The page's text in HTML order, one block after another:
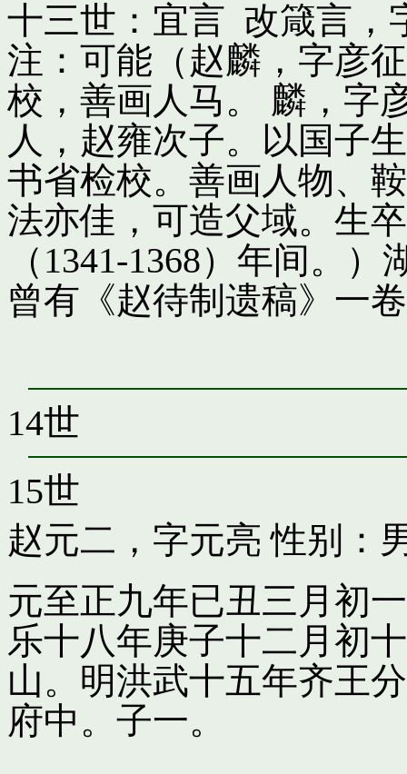
十三世：宜言 改箴言，
注：可能（赵麟，字彦
校，善画人马。 麟，字
人，赵雍次子。以国子
书省检校。善画人物、
法亦佳，可造父域。生
（1341-1368）年间。
曾有《赵待制遗稿》一
14世
15世
赵元二，字元亮 性别：
元至正九年已丑三月初
乐十八年庚子十二月初
山。明洪武十五年齐王
府中。子一。